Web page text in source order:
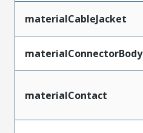
materialCableJacket
materialConnectorBody
materialContact